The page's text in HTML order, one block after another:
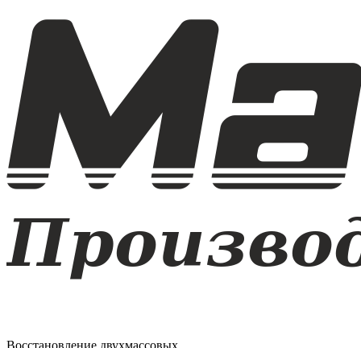
Восстановление двухмассовых